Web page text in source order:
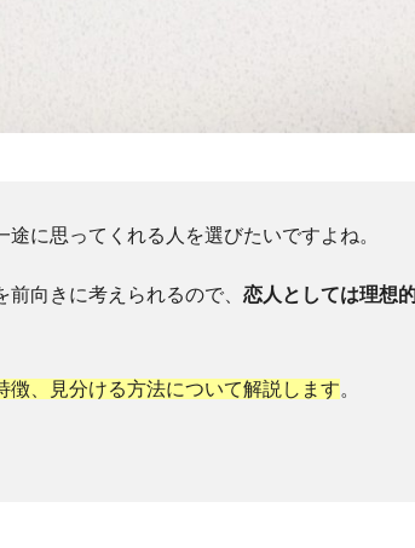
に思ってくれる人を選びたいですよね。
向きに考えられるので、 恋人としては理想
、見分ける方法について解説します。